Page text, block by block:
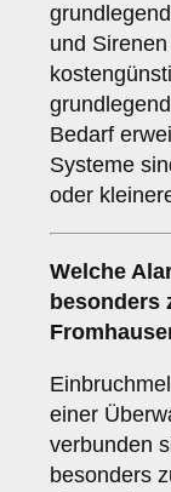
und
Bedarf
Systeme
oder
Welche
besonders
einer
verbunden
besonders